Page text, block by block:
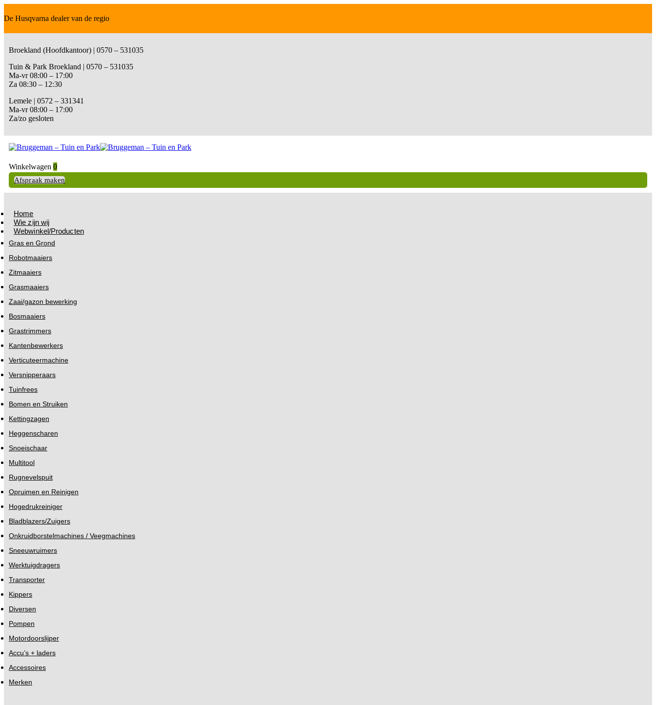
De Husqvarna dealer van de regio
Broekland (Hoofdkantoor) | 0570 – 531035
Tuin & Park Broekland | 0570 – 531035
Ma-vr 08:00 – 17:00
Za 08:30 – 12:30
Lemele | 0572 – 331341
Ma-vr 08:00 – 17:00
Za/zo gesloten
Winkelwagen 0
Afspraak maken
Home
Wie zijn wij
Webwinkel/Producten
Gras en Grond
Robotmaaiers
Zitmaaiers
Grasmaaiers
Zaai/gazon bewerking
Bosmaaiers
Grastrimmers
Kantenbewerkers
Verticuteermachine
Versnipperaars
Tuinfrees
Bomen en Struiken
Kettingzagen
Heggenscharen
Snoeischaar
Multitool
Rugnevelspuit
Opruimen en Reinigen
Hogedrukreiniger
Bladblazers/Zuigers
Onkruidborstelmachines / Veegmachines
Sneeuwruimers
Werktuigdragers
Transporter
Kippers
Diversen
Pompen
Motordoorslijper
Accu’s + laders
Accessoires
Merken